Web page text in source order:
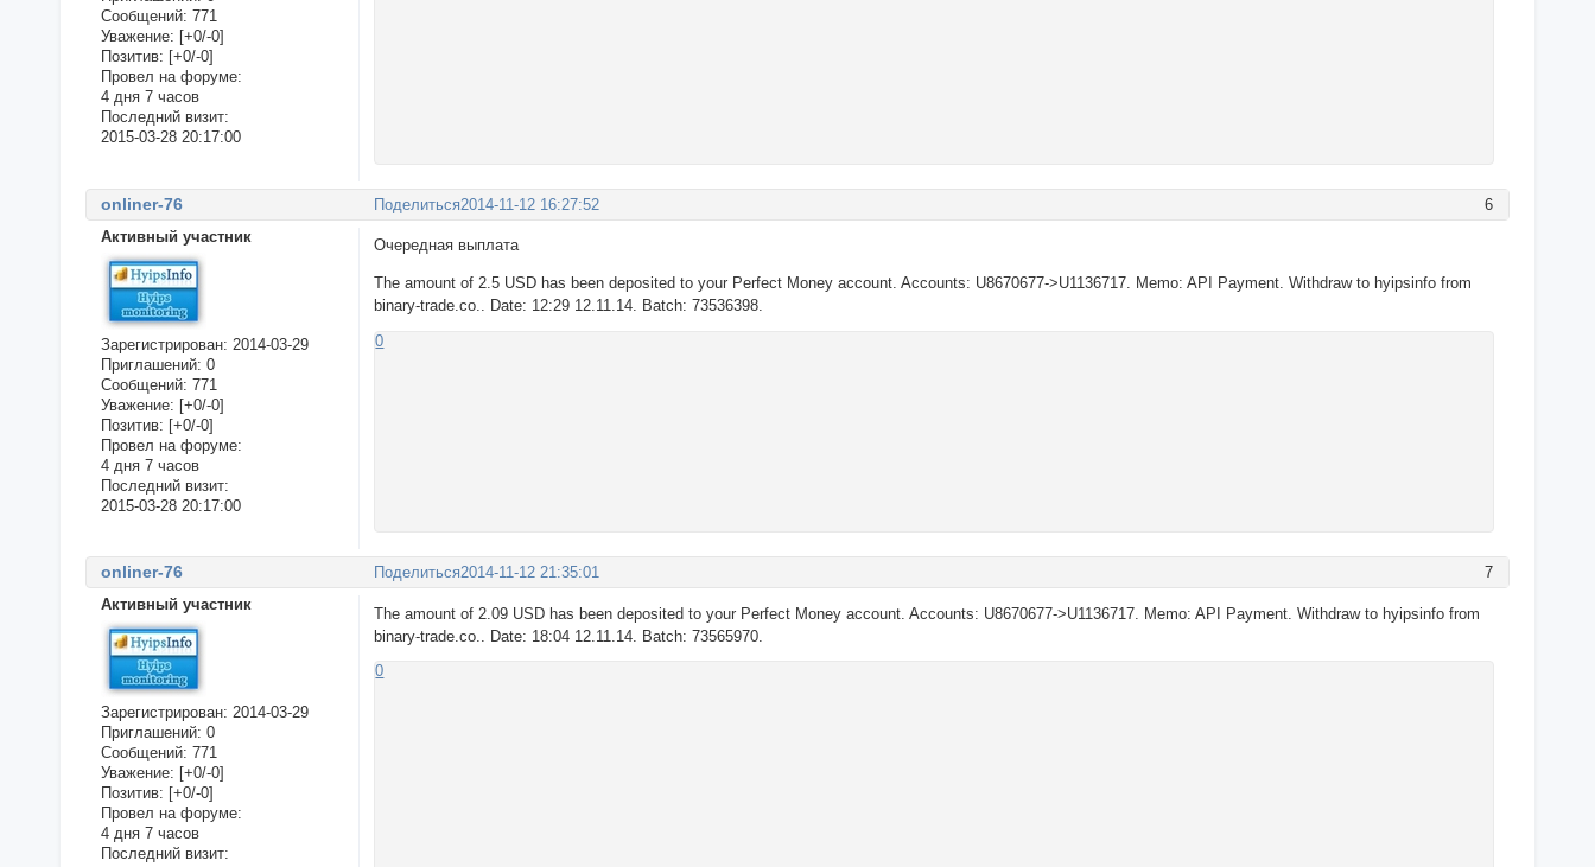
Сообщений: 771
Уважение: [+0/-0]
Позитив: [+0/-0]
Провел на форуме:
4 дня 7 часов
Последний визит:
2015-03-28 20:17:00
Поделиться 6
2014-11-12 16:27:52
onliner-76
Активный участник
Зарегистрирован: 2014-03-29
Приглашений: 0
Сообщений: 771
Уважение: [+0/-0]
Позитив: [+0/-0]
Провел на форуме:
4 дня 7 часов
Последний визит:
2015-03-28 20:17:00
Очередная выплата
The amount of 2.5 USD has been deposited to your Perfect Money account. Accounts: U8670677->U1136717. Memo: API Payment. Withdraw to hyipsinfo from
binary-trade.co.. Date: 12:29 12.11.14. Batch: 73536398.
0
Поделиться 7
2014-11-12 21:35:01
onliner-76
Активный участник
Зарегистрирован: 2014-03-29
Приглашений: 0
Сообщений: 771
Уважение: [+0/-0]
Позитив: [+0/-0]
Провел на форуме:
4 дня 7 часов
Последний визит:
The amount of 2.09 USD has been deposited to your Perfect Money account. Accounts: U8670677->U1136717. Memo: API Payment. Withdraw to hyipsinfo from
binary-trade.co.. Date: 18:04 12.11.14. Batch: 73565970.
0